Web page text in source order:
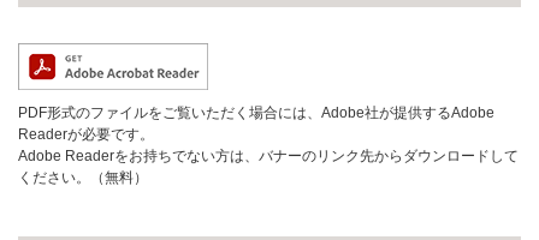
PDF形式のファイルをご覧いただく場合には、Adobe社が提供するAdobe
Readerが必要です。
Adobe Readerをお持ちでない方は、バナーのリンク先からダウンロードして
ください。（無料）